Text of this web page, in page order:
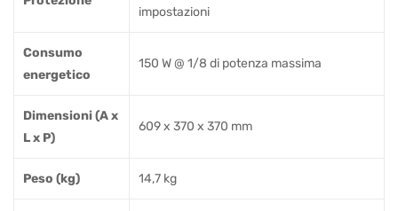
impostazioni
Consumo
energetico
150 W @ 1/8 di potenza massima
Dimensioni (A x
L x P)
609 x 370 x 370 mm
Peso (kg) 14,7 kg